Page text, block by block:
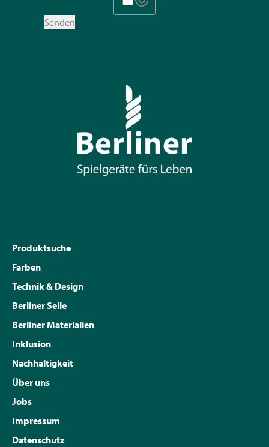
Senden
Produktsuche
Farben
Technik & Design
Berliner Seile
Berliner Materialien
Inklusion
Nachhaltigkeit
Über uns
Jobs
Impressum
Datenschutz